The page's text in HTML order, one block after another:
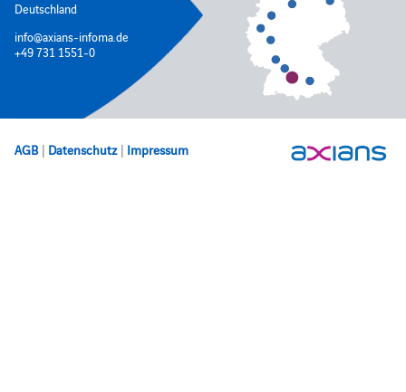
Deutschland
info@axians-infoma.de
+49 731 1551-0
AGB | Datenschutz | Impressum